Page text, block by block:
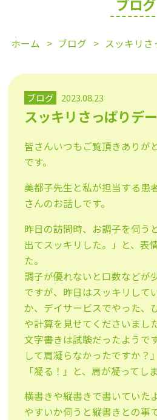
ブログ
ホーム ブログ スッキリさ
ブログ 2023.08.23
スッキリさっぱりデー
皆さんいつもご覧頂きありが
です。
美都子先生と私が担当する患
さんのお話しです。
昨日の訪問時、お調子を伺う
出てスッキリした。」と、表
た。
調子が優れないと口数などが
ですが、昨日はスッキリして
か、デイサービスでやった、
や計算を見せてくださいました
文字書きは試験だったようで
して肩凝らなかったですか？
「凝る！」と、肩が凝ってし
横書きや縦書きで書いていた
やすいか伺うと縦書きとの事